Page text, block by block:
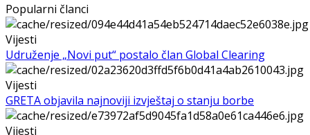
Popularni članci
Vijesti
Udruženje „Novi put“ postalo član Global Clearing
Vijesti
GRETA objavila najnoviji izvještaj o stanju borbe
Vijesti